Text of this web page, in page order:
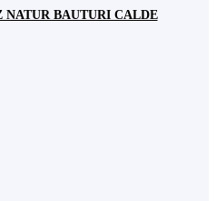
NATUR BAUTURI CALDE